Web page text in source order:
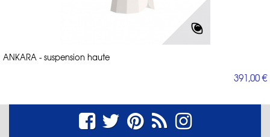
ANKARA - suspension haute
391,00 €